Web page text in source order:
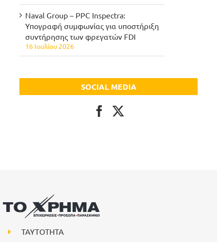
Naval Group – PPC Inspectra:
Υπογραφή συμφωνίας για υποστήριξη
συντήρησης των φρεγατών FDI
16 Ιουλίου 2026
SOCIAL MEDIA
ΤΑΥΤΟΤΗΤΑ